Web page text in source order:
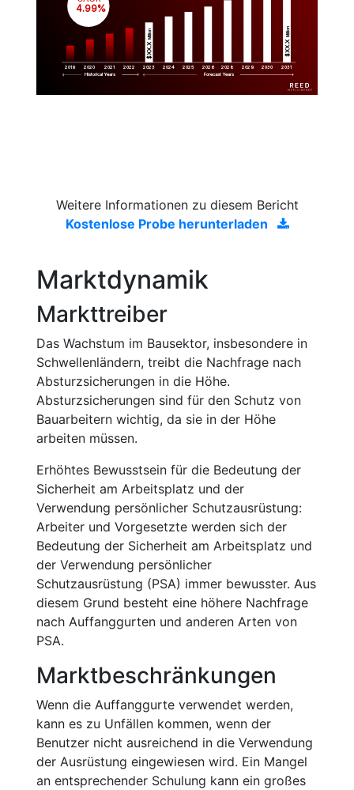
2019 2020 2021 2022 2023 2024 2025 2026 2028 2029 2030 2031
$XX.X
Million
$XX.X
Million
4.99%
Historical Years Forecast Years
Weitere Informationen zu diesem Bericht
Kostenlose Probe herunterladen
Marktdynamik
Markttreiber
Das Wachstum im Bausektor, insbesondere in
Schwellenländern, treibt die Nachfrage nach
Absturzsicherungen in die Höhe.
Absturzsicherungen sind für den Schutz von
Bauarbeitern wichtig, da sie in der Höhe
arbeiten müssen.
Erhöhtes Bewusstsein für die Bedeutung der
Sicherheit am Arbeitsplatz und der
Verwendung persönlicher Schutzausrüstung:
Arbeiter und Vorgesetzte werden sich der
Bedeutung der Sicherheit am Arbeitsplatz und
der Verwendung persönlicher
Schutzausrüstung (PSA) immer bewusster. Aus
diesem Grund besteht eine höhere Nachfrage
nach Auffanggurten und anderen Arten von
PSA.
Marktbeschränkungen
Wenn die Auffanggurte verwendet werden,
kann es zu Unfällen kommen, wenn der
Benutzer nicht ausreichend in die Verwendung
der Ausrüstung eingewiesen wird. Ein Mangel
an entsprechender Schulung kann ein großes